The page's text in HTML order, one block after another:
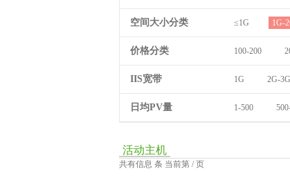
空间大小分类 ≤1G 1G-
价格分类 100-200
IIS宽带 1G 2G-3G
日均PV量 1-500
活动主机
共有信息 条 当前第 / 页